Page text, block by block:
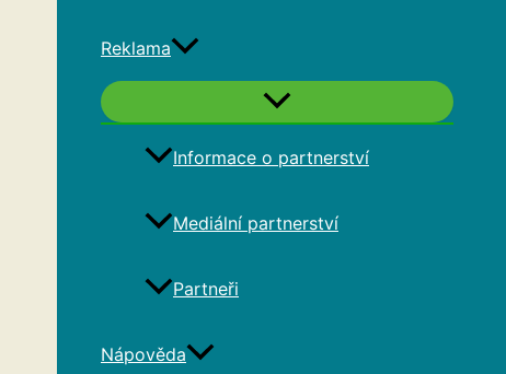
Reklama
Informace o partnerství
Mediální partnerství
Partneři
Nápověda